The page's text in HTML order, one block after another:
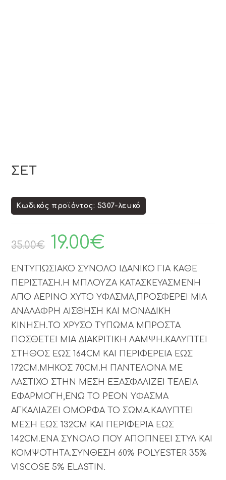
ΣΕΤ
Κωδικός προϊόντος: 5307-λευκό
35.00€ 19.00€
ΕΝΤΥΠΩΣΙΑΚΟ ΣΥΝΟΛΟ ΙΔΑΝΙΚΟ ΓΙΑ ΚΑΘΕ
ΠΕΡΙΣΤΑΣΗ.Η ΜΠΛΟΥΖΑ ΚΑΤΑΣΚΕΥΑΣΜΕΝΗ
ΑΠΟ ΑΕΡΙΝΟ ΧΥΤΟ ΥΦΑΣΜΑ,ΠΡΟΣΦΕΡΕΙ ΜΙΑ
ΑΝΑΛΑΦΡΗ ΑΙΣΘΗΣΗ ΚΑΙ ΜΟΝΑΔΙΚΗ
ΚΙΝΗΣΗ.ΤΟ ΧΡΥΣΟ ΤΥΠΩΜΑ ΜΠΡΟΣΤΑ
ΠΟΣΘΕΤΕΙ ΜΙΑ ΔΙΑΚΡΙΤΙΚΗ ΛΑΜΨΗ.ΚΑΛΥΠΤΕΙ
ΣΤΗΘΟΣ ΕΩΣ 164CM ΚΑΙ ΠΕΡΙΦΕΡΕΙΑ ΕΩΣ
172CM.ΜΗΚΟΣ 70CM.Η ΠΑΝΤΕΛΟΝΑ ΜΕ
ΛΑΣΤΙΧΟ ΣΤΗΝ ΜΕΣΗ ΕΞΑΣΦΑΛΙΖΕΙ ΤΕΛΕΙΑ
ΕΦΑΡΜΟΓΗ,ΕΝΩ ΤΟ ΡΕΟΝ ΥΦΑΣΜΑ
ΑΓΚΑΛΙΑΖΕΙ ΟΜΟΡΦΑ ΤΟ ΣΩΜΑ.ΚΑΛΥΠΤΕΙ
ΜΕΣΗ ΕΩΣ 132CM ΚΑΙ ΠΕΡΙΦΕΡΙΑ ΕΩΣ
142CM.ΕΝΑ ΣΥΝΟΛΟ ΠΟΥ ΑΠΟΠΝΕΕΙ ΣΤΥΛ ΚΑΙ
ΚΟΜΨΟΤΗΤΑ.ΣΥΝΘΕΣΗ 60% POLYESTER 35%
VISCOSE 5% ELASTIN.